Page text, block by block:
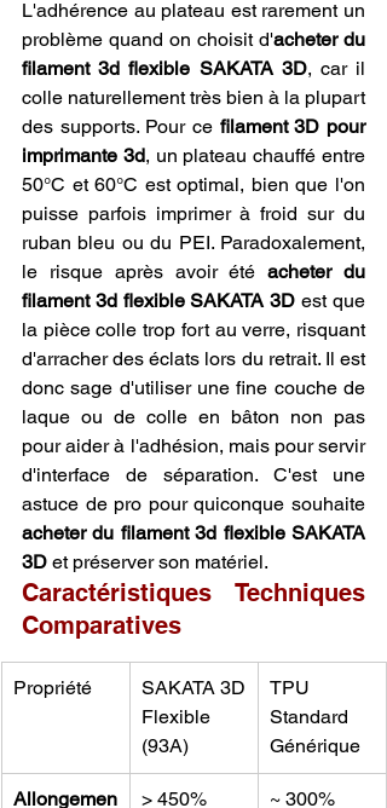
L'adhérence au plateau est rarement un
problème quand on choisit d'acheter du
filament 3d flexible SAKATA 3D, car il
colle naturellement très bien à la plupart
des supports. Pour ce filament 3D pour
imprimante 3d, un plateau chauffé entre
50°C et 60°C est optimal, bien que l'on
puisse parfois imprimer à froid sur du
ruban bleu ou du PEI. Paradoxalement,
le risque après avoir été acheter du
filament 3d flexible SAKATA 3D est que
la pièce colle trop fort au verre, risquant
d'arracher des éclats lors du retrait. Il est
donc sage d'utiliser une fine couche de
laque ou de colle en bâton non pas
pour aider à l'adhésion, mais pour servir
d'interface de séparation. C'est une
acheter du filament 3d flexible SAKATA
3D et préserver son matériel.
Caractéristiques Techniques
Comparatives
Propriété
SAKATA 3D
Flexible
(93A)
TPU
Standard
Générique
Allongemen
> 450% ~ 300%